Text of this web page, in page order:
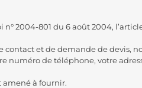
2004-801 du 6 août 2004,
contact et de demande de devis,
numéro de téléphone, votre
amené à fournir.